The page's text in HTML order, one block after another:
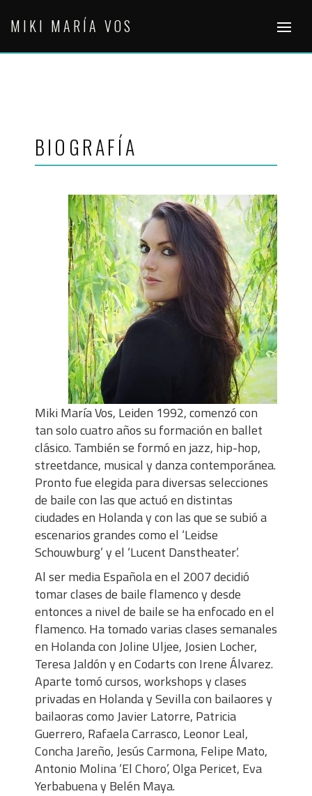
MIKI MARÍA VOS
BIOGRAFÍA
Miki María Vos, Leiden 1992, comenzó con
tan solo cuatro años su formación en ballet
clásico. También se formó en jazz, hip-hop,
streetdance, musical y danza contemporánea.
Pronto fue elegida para diversas selecciones
de baile con las que actuó en distintas
ciudades en Holanda y con las que se subió a
escenarios grandes como el ‘Leidse
Schouwburg’ y el ‘Lucent Danstheater’.
Al ser media Española en el 2007 decidió
tomar clases de baile flamenco y desde
entonces a nivel de baile se ha enfocado en el
flamenco. Ha tomado varias clases semanales
en Holanda con Joline Uljee, Josien Locher,
Teresa Jaldón y en Codarts con Irene Álvarez.
Aparte tomó cursos, workshops y clases
privadas en Holanda y Sevilla con bailaores y
bailaoras como Javier Latorre, Patricia
Guerrero, Rafaela Carrasco, Leonor Leal,
Concha Jareño, Jesús Carmona, Felipe Mato,
Antonio Molina ‘El Choro’, Olga Pericet, Eva
Yerbabuena y Belén Maya.